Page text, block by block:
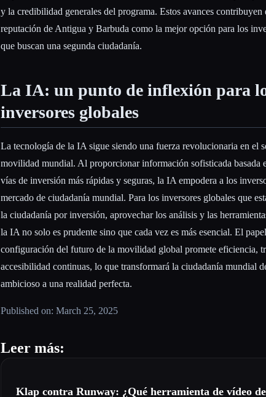
y la credibilidad generales del programa. Estos avances contribuyen
reputación de Antigua y Barbuda como la mejor opción para los
que buscan una segunda ciudadanía.
La IA: un punto de inflexión para
inversores globales
La tecnología de la IA sigue siendo una fuerza revolucionaria en el
movilidad mundial. Al proporcionar información sofisticada basada
vías de inversión más rápidas y seguras, la IA empodera a los
mercado de ciudadanía mundial. Para los inversores globales que
la ciudadanía por inversión, aprovechar los análisis y las
la IA no solo es prudente sino que cada vez es más esencial. El
configuración del futuro de la movilidad global promete eficiencia,
accesibilidad continuas, lo que transformará la ciudadanía mundial
ambicioso a una realidad perfecta.
Published on: March 25, 2025
Leer más:
Klap contra Runway: ¿Qué herramienta de vídeo